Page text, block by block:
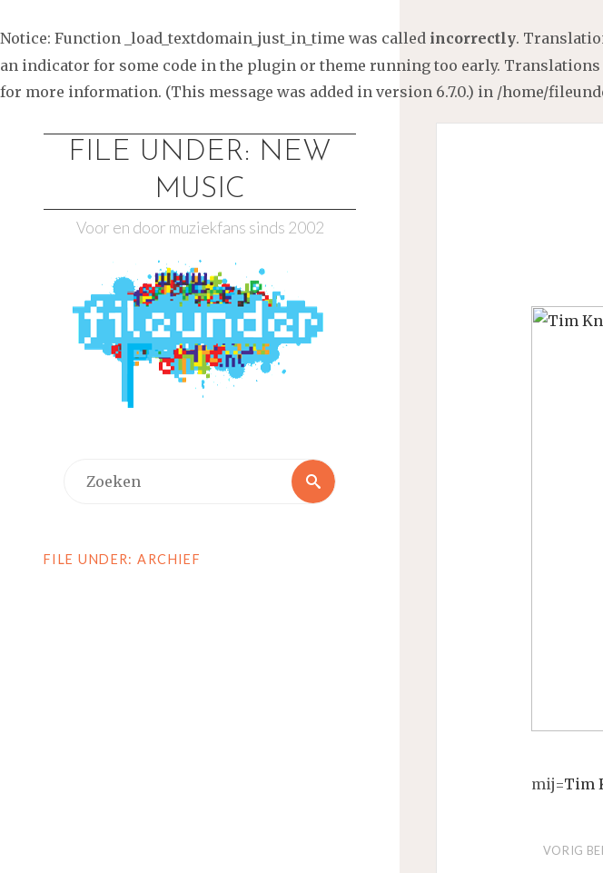
Notice: Function _load_textdomain_just_in_time was called incorrectly.
an indicator for some code in the plugin or theme running too early. Translations
for more information. (This message was added in version 6.7.0.) in /home/
FILE UNDER: NEW
MUSIC
Voor en door muziekfans sinds 2002
Zoeken
FILE UNDER: ARCHIEF
mij=Tim
VORIG